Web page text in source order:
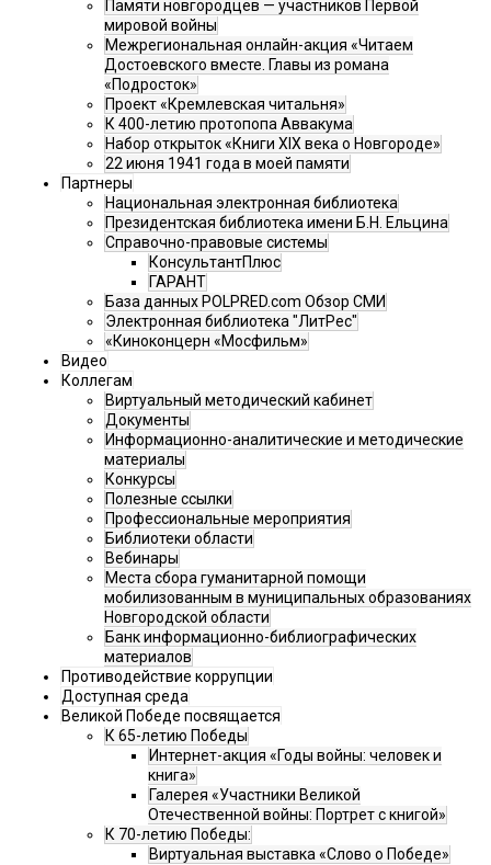
Памяти новгородцев — участников Первой
мировой войны
Межрегиональная онлайн-акция «Читаем
Достоевского вместе. Главы из романа
«Подросток»
Проект «Кремлевская читальня»
К 400-летию протопопа Аввакума
Набор открыток «Книги XIX века о Новгороде»
22 июня 1941 года в моей памяти
Партнеры
Национальная электронная библиотека
Президентская библиотека имени Б.Н. Ельцина
Справочно-правовые системы
КонсультантПлюс
ГАРАНТ
База данных POLPRED.com Обзор СМИ
Электронная библиотека "ЛитРес"
«Киноконцерн «Мосфильм»
Видео
Коллегам
Виртуальный методический кабинет
Документы
Информационно-аналитические и методические
материалы
Конкурсы
Полезные ссылки
Профессиональные мероприятия
Библиотеки области
Вебинары
Места сбора гуманитарной помощи
мобилизованным в муниципальных образованиях
Новгородской области
Банк информационно-библиографических
материалов
Противодействие коррупции
Доступная среда
Великой Победе посвящается
К 65-летию Победы
Интернет-акция «Годы войны: человек и
книга»
Галерея «Участники Великой
Отечественной войны: Портрет с книгой»
К 70-летию Победы:
Виртуальная выставка «Слово о Победе»